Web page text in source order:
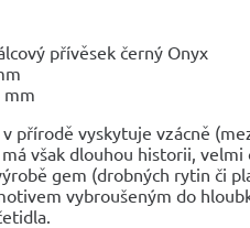
přívěsek černý Onyx
mm
přírodě vyskytuje vzácně
však dlouhou historii,
gem (drobných rytin či
vybroušeným do